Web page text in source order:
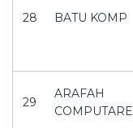
28 BATU KOMP
29
ARAFAH
COMPUTARE